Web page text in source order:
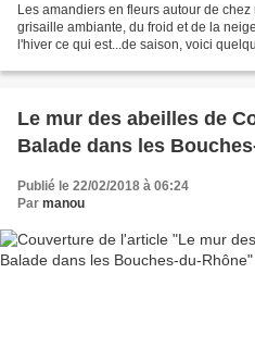
Les amandiers en fleurs autour de
grisaille ambiante, du froid et de la
l'hiver ce qui est...de saison, voici
Le mur des abeilles de
Balade dans les
Publié le 22/02/2018 à 06:24
Par manou